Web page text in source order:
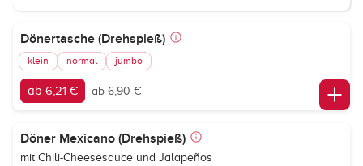
Dönertasche (Drehspieß)
klein normal jumbo
ab 6,21 € ab 6,90 €
Döner Mexicano (Drehspieß)
mit Chili-Cheesesauce und Jalapeños